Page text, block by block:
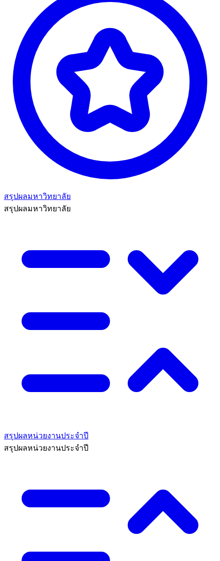
สรุปผลมหาวิทยาลัย
สรุปผลมหาวิทยาลัย
สรุปผลหน่วยงานประจำปี
สรุปผลหน่วยงานประจำปี